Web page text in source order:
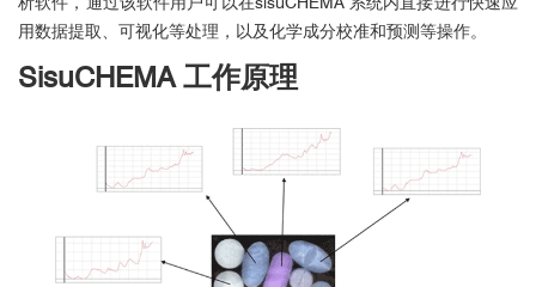
用数据提取、可视化等处理，以及化学成分校准和预测等操作。
SisuCHEMA 工作原理